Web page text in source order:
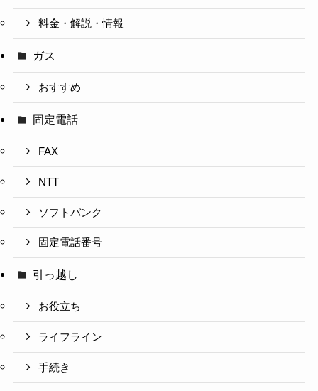
料金・解説・情報
ガス
おすすめ
固定電話
FAX
NTT
ソフトバンク
固定電話番号
引っ越し
お役立ち
ライフライン
手続き